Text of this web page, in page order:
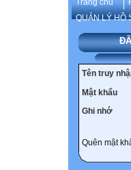
Trang chủ
QUẢN LÝ HỒ
Tên truy
Mật khẩu
Ghi nhớ
Quên mật